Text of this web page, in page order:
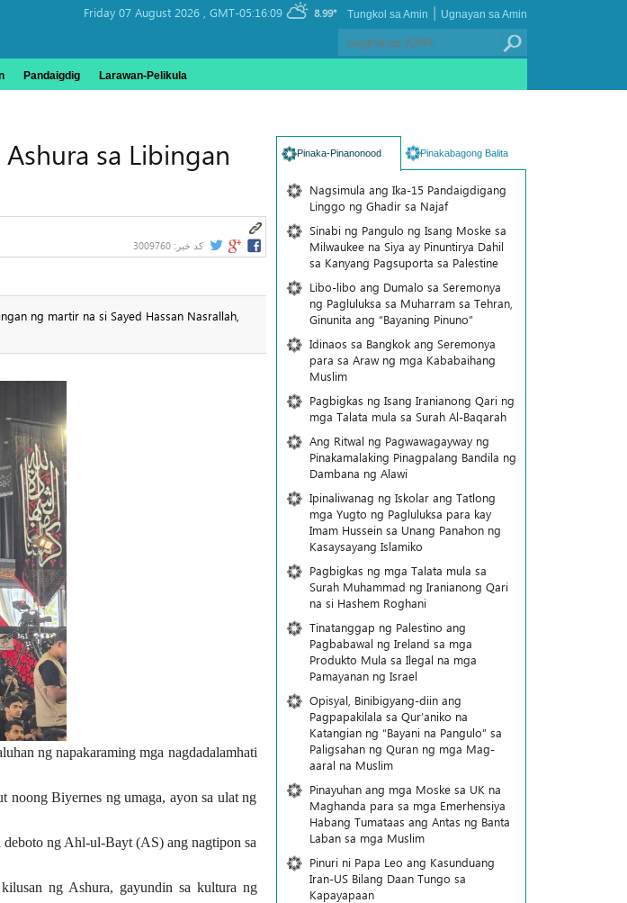
Friday 07 August 2026 , GMT-05:16:09 8.99° Ugnayan sa Amin
|
Tungkol sa Amin
Pandaigdig Larawan-Pelikula
sa Libingan
کد خبر:3009760
ng martir na si Sayed Hassan Nasrallah,
ng napakaraming mga nagdadalamhati
noong Biyernes ng umaga, ayon sa ulat ng
ng Ahl-ul-Bayt (AS) ang nagtipon sa
ng Ashura, gayundin sa kultura ng
Pinaka-Pinanonood Pinakabagong Balita
Nagsimula ang Ika-15 Pandaigdigang
Linggo ng Ghadir sa Najaf
Sinabi ng Pangulo ng Isang Moske sa
Milwaukee na Siya ay Pinuntirya Dahil
sa Kanyang Pagsuporta sa Palestine
Libo-libo ang Dumalo sa Seremonya
ng Pagluluksa sa Muharram sa Tehran,
Ginunita ang “Bayaning Pinuno”
Idinaos sa Bangkok ang Seremonya
para sa Araw ng mga Kababaihang
Muslim
Pagbigkas ng Isang Iranianong Qari ng
mga Talata mula sa Surah Al-Baqarah
Ang Ritwal ng Pagwawagayway ng
Pinakamalaking Pinagpalang Bandila ng
Dambana ng Alawi
Ipinaliwanag ng Iskolar ang Tatlong
mga Yugto ng Pagluluksa para kay
Imam Hussein sa Unang Panahon ng
Kasaysayang Islamiko
Pagbigkas ng mga Talata mula sa
Surah Muhammad ng Iranianong Qari
na si Hashem Roghani
Tinatanggap ng Palestino ang
Pagbabawal ng Ireland sa mga
Produkto Mula sa Ilegal na mga
Pamayanan ng Israel
Opisyal, Binibigyang-diin ang
Pagpapakilala sa Qur’aniko na
Katangian ng “Bayani na Pangulo” sa
Paligsahan ng Quran ng mga Mag-
aaral na Muslim
Pinayuhan ang mga Moske sa UK na
Maghanda para sa mga Emerhensiya
Habang Tumataas ang Antas ng Banta
Laban sa mga Muslim
Pinuri ni Papa Leo ang Kasunduang
Iran-US Bilang Daan Tungo sa
Kapayapaan